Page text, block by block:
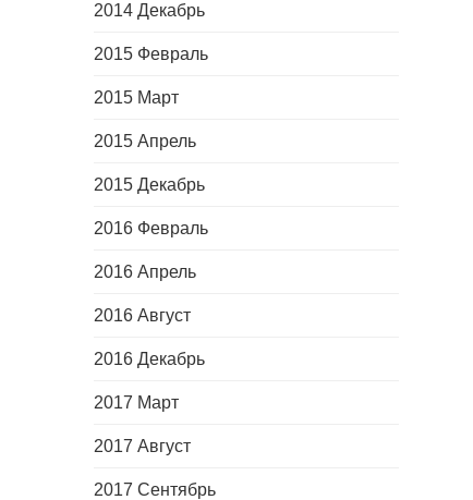
2014 Декабрь
2015 Февраль
2015 Март
2015 Апрель
2015 Декабрь
2016 Февраль
2016 Апрель
2016 Август
2016 Декабрь
2017 Март
2017 Август
2017 Сентябрь